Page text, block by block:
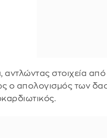
αντλώντας στοιχεία
ο απολογισμός των